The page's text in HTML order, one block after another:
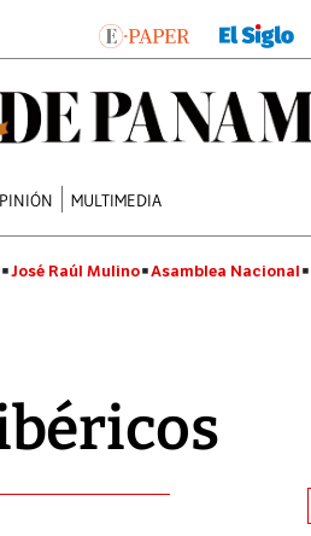
MULTIMEDIA
José Raúl Mulino Asamblea Nacional